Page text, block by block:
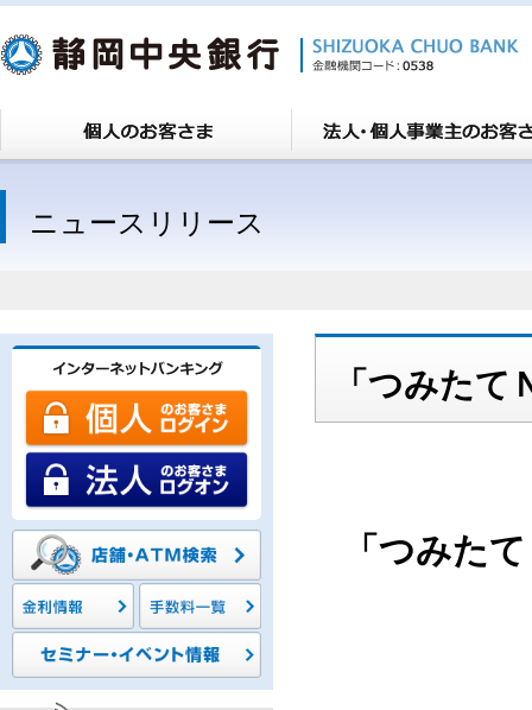
ニュースリリース
「つみた
「つみた